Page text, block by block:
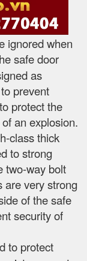
ignored when
safe door
as
prevent
protect the
an explosion.
class thick
to strong
two-way bolt
are very strong
of the safe
security of
to protect